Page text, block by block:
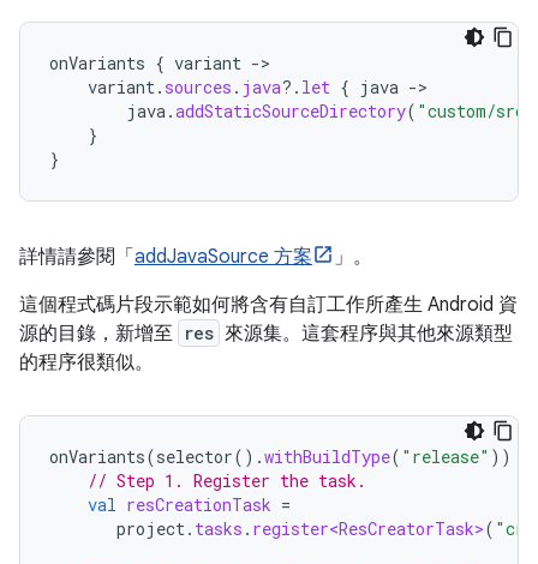
onVariants { variant -
variant. sources . java?. let { java -
java.addStaticSourceDirectory( "custom/
}
}
詳情請參閱「 addJavaSource 方案
」。
這個程式碼片段示範如何將含有自訂工作所產生 Android 資
源的目錄，新增至 res 來源集。這套程序與其他來源類型
的程序很類似。
onVariants(selector().withBuildType( "release" ))
// Step 1. Register the task.
val resCreationTask =
project. tasks . register<ResCreatorTask>(